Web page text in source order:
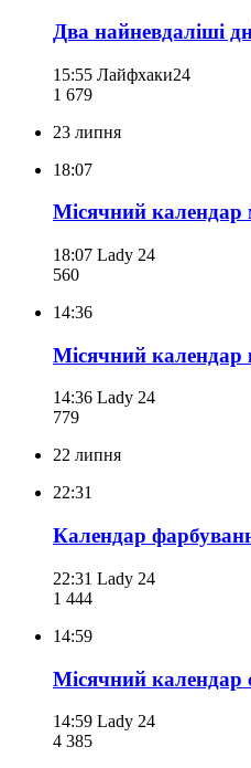
Два найневдаліші
15:55 Лайфхаки24
1 679
23 липня
18:07
Місячний календар
18:07 Lady 24
560
14:36
Місячний календар
14:36 Lady 24
779
22 липня
22:31
Календар
22:31 Lady 24
1 444
14:59
Місячний календар
14:59 Lady 24
4 385